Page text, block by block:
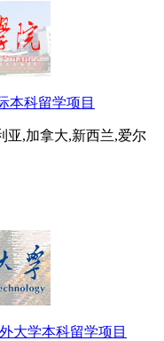
本科留学项目
亚,加拿大,新西兰,爱尔
大学本科留学项目